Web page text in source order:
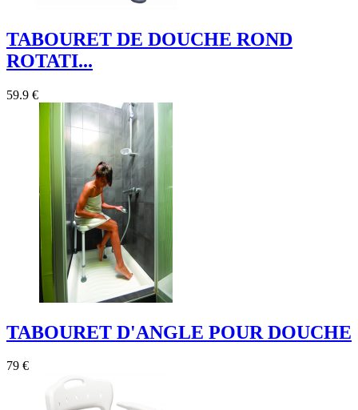
TABOURET DE DOUCHE ROND
ROTATI...
59.9 €
TABOURET D'ANGLE POUR DOUCHE
79 €